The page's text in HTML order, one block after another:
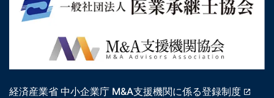
経済産業省 中小企業庁 M&A支援機関に係る登録制度